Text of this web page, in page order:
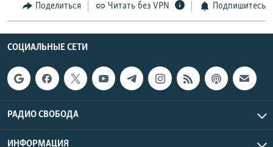
Поделиться Читать без VPN Подпишитесь
СОЦИАЛЬНЫЕ СЕТИ
РАДИО СВОБОДА
ИНФОРМАЦИЯ